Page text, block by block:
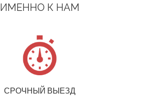
ИМЕННО К НАМ
СРОЧНЫЙ ВЫЕЗД